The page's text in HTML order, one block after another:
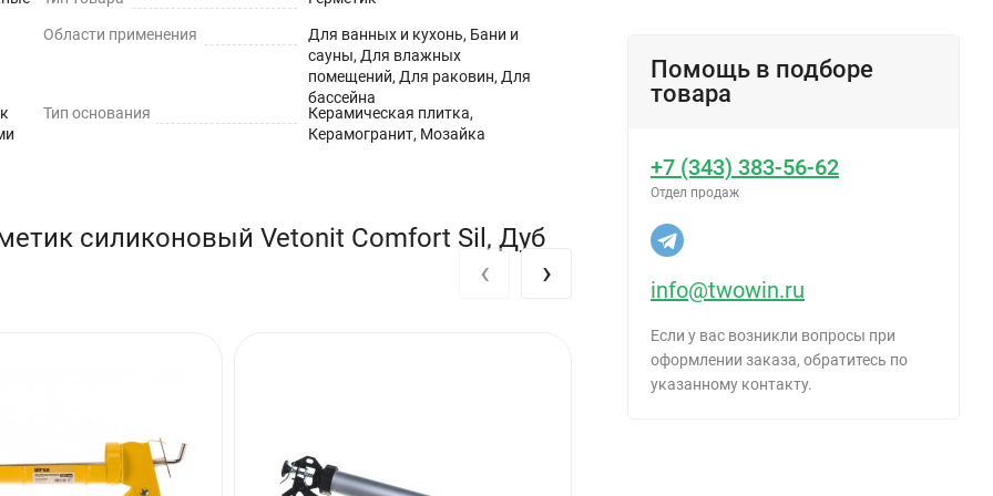
действием, содержит фунгицид, поэтому не подходит для
мм
Области применения
Для ванных и кухонь, Бани и
сауны, Для влажных
помещений, Для раковин, Для
бассейна
Тип основания
Керамическая плитка,
Керамогранит, Мозайка
силиконовый Vetonit Comfort Sil, Дуб
‹ ›
Помощь в подборе
товара
+7 (343) 383-56-62
Отдел продаж
info@twowin.ru
Если у вас возникли вопросы при
оформлении заказа, обратитесь по
указанному контакту.